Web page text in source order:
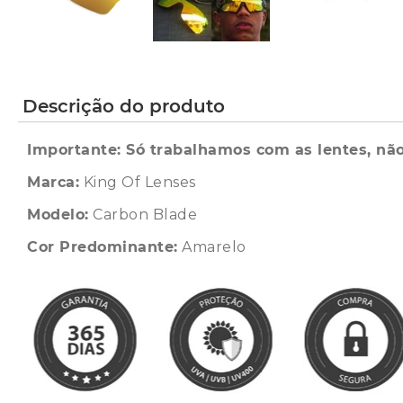
Descrição do produto
Importante: Só trabalhamos com as lentes,
Marca: King Of Lenses
Modelo: Carbon Blade
Cor Predominante: Amarelo